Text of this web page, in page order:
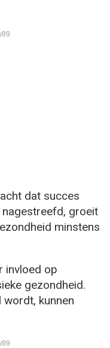
dat succes
groeit
minstens
invloed op
gezondheid.
kunnen